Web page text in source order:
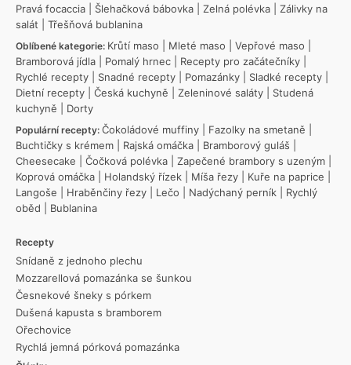
Pravá focaccia
Šlehačková bábovka Zelná polévka
Zálivky na
salát
Třešňová bublanina
Oblíbené kategorie: Krůtí maso Mleté maso Vepřové maso
Bramborová jídla
Pomalý hrnec Recepty pro začátečníky
Rychlé recepty
Snadné recepty Pomazánky Sladké recepty
Dietní recepty
Česká kuchyně Zeleninové saláty
Studená
kuchyně
Dorty
Populární recepty: Čokoládové muffiny Fazolky na smetaně
Buchtičky s krémem
Rajská omáčka Bramborový guláš
Cheesecake
Čočková polévka Zapečené brambory s uzeným
Koprová omáčka
Holandský řízek Míša řezy Kuře na paprice
Langoše
Hraběnčiny řezy Lečo Nadýchaný perník
Rychlý
oběd
Bublanina
Recepty
Snídaně z jednoho plechu
Mozzarellová pomazánka se šunkou
Česnekové šneky s pórkem
Dušená kapusta s bramborem
Ořechovice
Rychlá jemná pórková pomazánka